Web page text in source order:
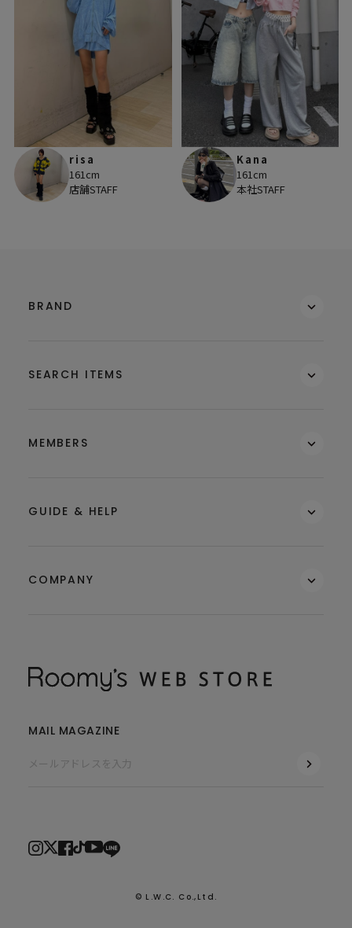
risa
161cm
店舗STAFF
Kana
161cm
本社STAFF
BRAND
SEARCH ITEMS
MEMBERS
GUIDE & HELP
COMPANY
MAIL MAGAZINE
© L.W.C. Co.,Ltd.